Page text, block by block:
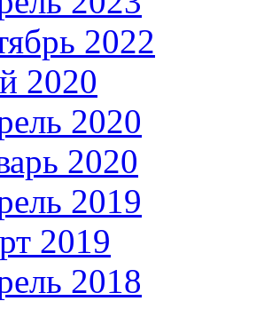
2022
2020
2020
2020
2019
2019
2018